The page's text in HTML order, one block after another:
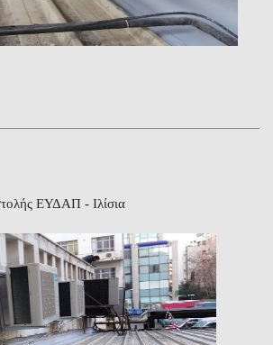
ΕΥΔΑΠ - Ιλίσια